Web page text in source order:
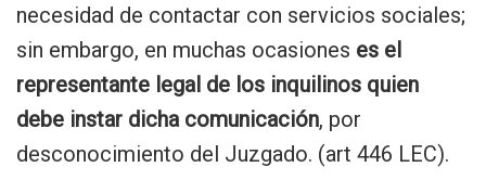
necesidad de contactar con servicios sociales;
sin embargo, en muchas ocasiones es el
representante legal de los inquilinos quien
debe instar dicha comunicación, por
desconocimiento del Juzgado. (art 446 LEC).